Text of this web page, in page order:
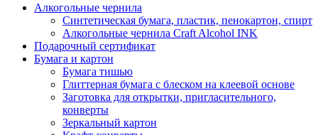
Алкогольные чернила
Синтетическая бумага, пластик, пенокартон, спирт
Алкогольные чернила Craft Alcohol INK
Подарочный сертификат
Бумага и картон
Бумага тишью
Глиттерная бумага с блеском на клеевой основе
Заготовка для открытки, пригласительного,
конверты
Зеркальный картон